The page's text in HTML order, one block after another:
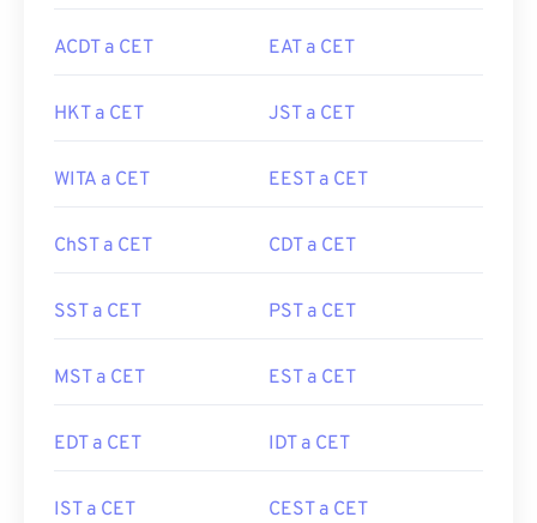
ACDT a CET EAT a CET
HKT a CET JST a CET
WITA a CET EEST a CET
ChST a CET CDT a CET
SST a CET PST a CET
MST a CET EST a CET
EDT a CET IDT a CET
IST a CET CEST a CET